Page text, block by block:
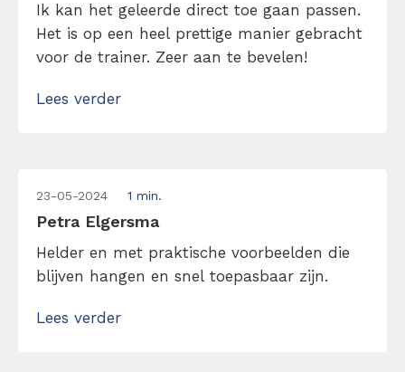
Ik kan het geleerde direct toe gaan passen.
Het is op een heel prettige manier gebracht
voor de trainer. Zeer aan te bevelen!
Lees verder
23-05-2024 1 min.
Petra Elgersma
Helder en met praktische voorbeelden die
blijven hangen en snel toepasbaar zijn.
Lees verder